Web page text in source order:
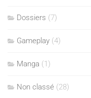
Dossiers (7)
Gameplay (4)
Manga (1)
Non classé (28)